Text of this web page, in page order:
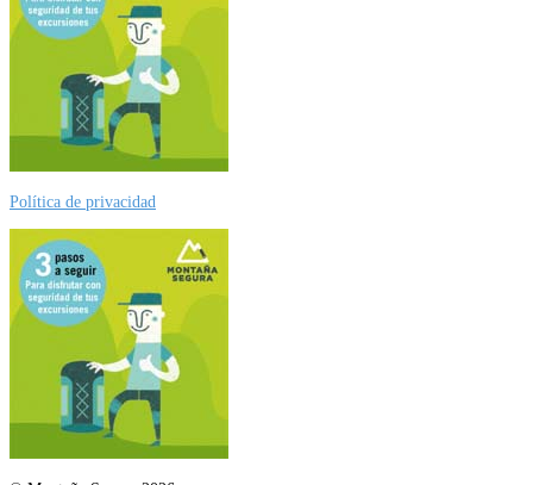
Política de privacidad